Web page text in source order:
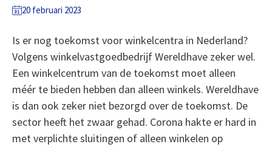
20 februari 2023
Is er nog toekomst voor winkelcentra in Nederland?
Volgens winkelvastgoedbedrijf Wereldhave zeker wel.
Een winkelcentrum van de toekomst moet alleen
méér te bieden hebben dan alleen winkels. Wereldhave
is dan ook zeker niet bezorgd over de toekomst. De
sector heeft het zwaar gehad. Corona hakte er hard in
met verplichte sluitingen of alleen winkelen op